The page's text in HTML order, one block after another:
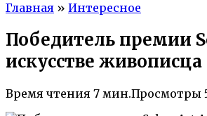
Главная » Интересное
Победитель премии
искусстве живописца
Время чтения 7 мин.Просмотры